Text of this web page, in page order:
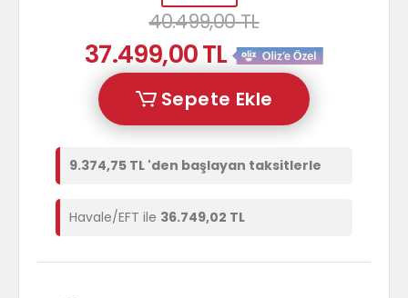
40.499,00 TL
37.499,00 TL
Sepete Ekle
9.374,75 TL 'den başlayan taksitlerle
Havale/EFT ile 36.749,02 TL